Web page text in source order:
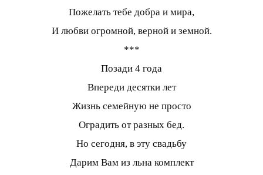
Пожелать тебе добра и мира,
И любви огромной, верной и земной.
***
Позади 4 года
Впереди десятки лет
Жизнь семейную не просто
Оградить от разных бед.
Но сегодня, в эту свадьбу
Дарим Вам из льна комплект